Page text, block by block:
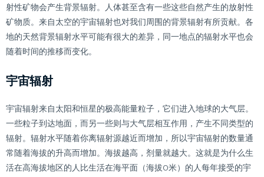
射性矿物会产生背景辐射。人体甚至含有一些这些自然产生的放射性
矿物质。来自太空的宇宙辐射也对我们周围的背景辐射有所贡献。各
地的天然背景辐射水平可能有很大的差异，同一地点的辐射水平也会
随着时间的推移而变化。
宇宙辐射
宇宙辐射来自太阳和恒星的极高能量粒子，它们进入地球的大气层。
一些粒子到达地面，而另一些则与大气层相互作用，产生不同类型的
辐射。辐射水平随着你离辐射源越近而增加，所以宇宙辐射的数量通
常随着海拔的升高而增加。海拔越高，剂量就越大。这就是为什么生
活在高海拔地区的人比生活在海平面（海拔0米）的人每年接受的宇